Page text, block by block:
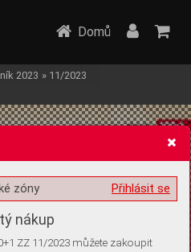
volitelných informací
Domů
2023 » 11/2023
Přihlásit se
zóny
nákup
ZZ 11/2023 můžete zakoupit